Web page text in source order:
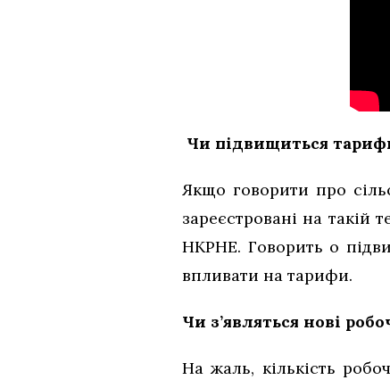
Чи підвищиться
Якщо говорити про
зареєстровані на такій
НКРНЕ. Говорить о
впливати на тарифи.
Чи з’являться нові
На жаль, кількість